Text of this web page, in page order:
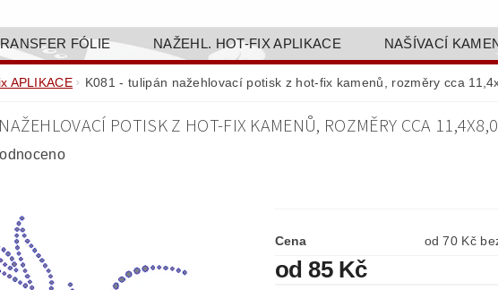
FÓLIE NAŽEHL. HOT-FIX APLIKACE NAŠÍVACÍ
BAREVNICE PŘÍSLUŠENSTVÍ DOPRODEJ A SLEVY
APLIKACE K081 - tulipán nažehlovací potisk z hot-fix kamenů, rozměry cca
POTISK Z HOT-FIX KAMENŮ, ROZMĚRY CCA
Cena od
od 85 Kč